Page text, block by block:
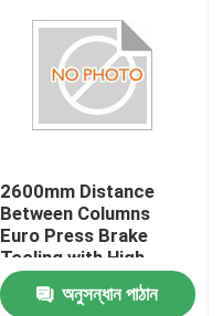
2600mm Distance
Between Columns
Euro Press Brake
Tooling with High
Accuracy
অনুসন্ধান পাঠান